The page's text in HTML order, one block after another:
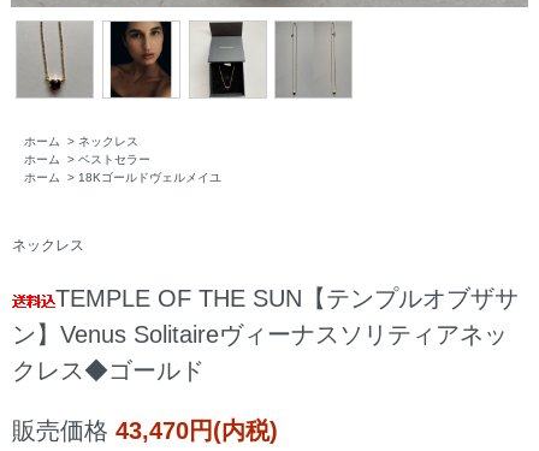
ホーム > ネックレス
ホーム
> ベストセラー
ホーム
> 18Kゴールドヴェルメイユ
ネックレス
TEMPLE OF THE SUN【テンプルオブザサ
ン】Venus Solitaireヴィーナスソリティアネッ
クレス◆ゴールド
販売価格 43,470円(内税)